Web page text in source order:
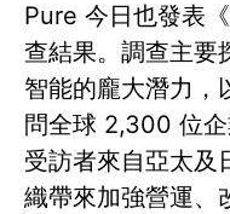
Pure 今日也發表
查結果。調查主要
智能的龐大潛力，
問全球 2,300 位
受訪者來自亞太及
織帶來加強營運、